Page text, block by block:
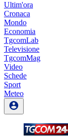
Ultim'ora
Cronaca
Mondo
Economia
TgcomLab
Televisione
TgcomMag
Video
Schede
Sport
Meteo